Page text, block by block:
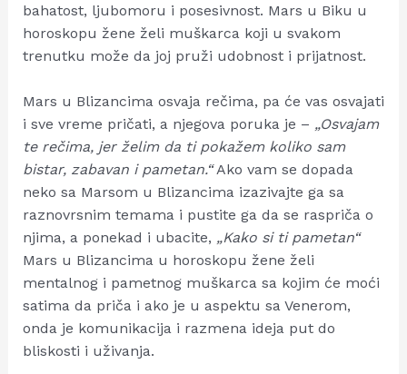
bahatost, ljubomoru i posesivnost. Mars u Biku u
horoskopu žene želi muškarca koji u svakom
trenutku može da joj pruži udobnost i prijatnost.
Mars u Blizancima osvaja rečima, pa će vas osvajati
i sve vreme pričati, a njegova poruka je – „Osvajam
te rečima, jer želim da ti pokažem koliko sam
bistar, zabavan i pametan.“Ako vam se dopada
neko sa Marsom u Blizancima izazivajte ga sa
raznovrsnim temama i pustite ga da se raspriča o
njima, a ponekad i ubacite, „Kako si ti pametan“
Mars u Blizancima u horoskopu žene želi
mentalnog i pametnog muškarca sa kojim će moći
satima da priča i ako je u aspektu sa Venerom,
onda je komunikacija i razmena ideja put do
bliskosti i uživanja.